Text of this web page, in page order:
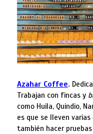
Azahar Coffee.
Trabajan con fincas y
como Huila, Quindio,
es que se lleven
también hacer